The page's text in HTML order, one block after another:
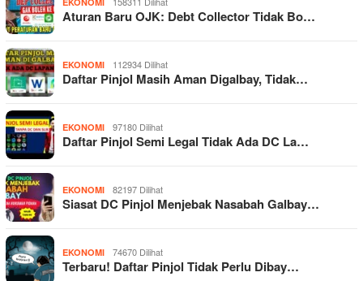
Aturan Baru OJK: Debt Collector Tidak Bo…
EKONOMI 112934 Dilihat
Daftar Pinjol Masih Aman Digalbay, Tidak…
EKONOMI 97180 Dilihat
Daftar Pinjol Semi Legal Tidak Ada DC La…
EKONOMI 82197 Dilihat
Siasat DC Pinjol Menjebak Nasabah Galbay…
EKONOMI 74670 Dilihat
Terbaru! Daftar Pinjol Tidak Perlu Dibay…